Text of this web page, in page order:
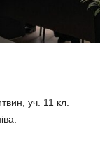
уч. 11 кл.